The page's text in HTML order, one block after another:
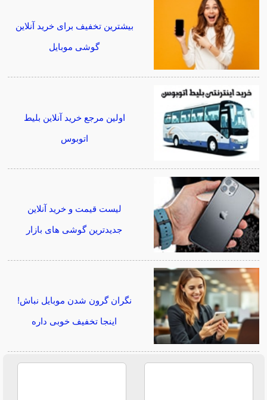
بیشترین تخفیف برای خرید آنلاین
گوشی موبایل
اولین مرجع خرید آنلاین بلیط
اتوبوس
لیست قیمت و خرید آنلاین
جدیدترین گوشی های بازار
نگران گرون شدن موبایل نباش!
اینجا تخفیف خوبی داره